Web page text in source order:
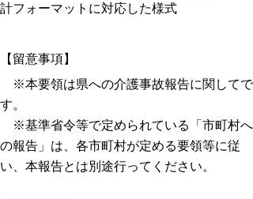
計フォーマットに対応した様式
【留意事項】
※本要領は県への介護事故報告に関してで
す。
※基準省令等で定められている「市町村へ
の報告」は、各市町村が定める要領等に従
い、本報告とは別途行ってください。